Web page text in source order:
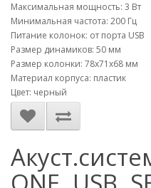
Максимальная мощность: 3 Вт
Минимальная частота: 200 Гц
Питание колонок: от порта USB
Размер динамиков: 50 мм
Размер колонки: 78х71х68 мм
Материал корпуса: пластик
Цвет: черный